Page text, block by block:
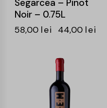
Segarcea – Pinot
Noir – 0.75L
58,00 lei 44,00 lei